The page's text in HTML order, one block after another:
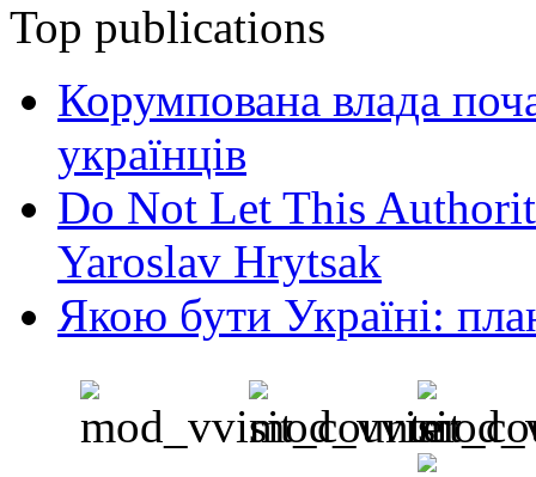
Top publications
Корумпована влада
українців
Do Not Let This
Yaroslav Hrytsak
Якою бути Україні: